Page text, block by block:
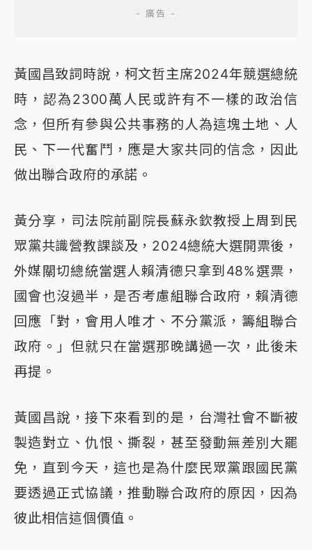
黃國昌致詞時說，柯文哲主席2024年競選總統
時，認為2300萬人民或許有不一樣的政治信
念，但所有參與公共事務的人為這塊土地、人
民、下一代奮鬥，應是大家共同的信念，因此
做出聯合政府的承諾。
黃分享，司法院前副院長蘇永欽教授上周到民
眾黨共識營教課談及，2024總統大選開票後，
外媒關切總統當選人賴清德只拿到48%選票，
國會也沒過半，是否考慮組聯合政府，賴清德
回應「對，會用人唯才、不分黨派，籌組聯合
政府。」但就只在當選那晚講過一次，此後未
再提。
黃國昌說，接下來看到的是，台灣社會不斷被
製造對立、仇恨、撕裂，甚至發動無差別大罷
免，直到今天，這也是為什麼民眾黨跟國民黨
要透過正式協議，推動聯合政府的原因，因為
彼此相信這個價值。